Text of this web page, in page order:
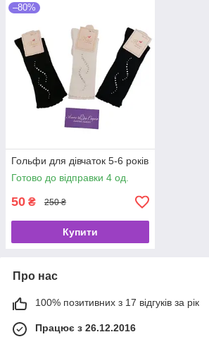
–80%
Гольфи для дівчаток 5-6 років
Готово до відправки 4 од.
50 ₴ 250 ₴
Купити
Про нас
100% позитивних з 17 відгуків за рік
Працює з 26.12.2016